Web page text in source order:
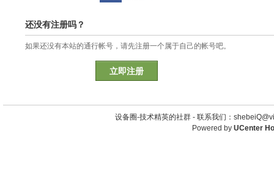
还没有注册吗？
如果还没有本站的通行帐号，请先注册一个属于自己的帐号吧。
立即注册
设备圈-技术精英的社群 - 联系我们：
Powered by UCenter